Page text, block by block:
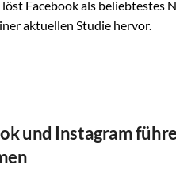
Facebook als beliebtestes
aktuellen Studie hervor.
und Instagram